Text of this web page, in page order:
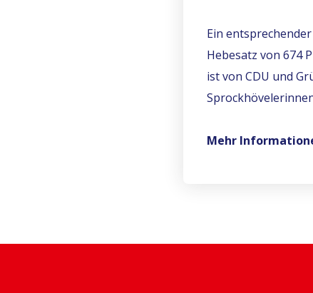
Ein
Hebesatz von 674
ist von CDU und
Mehr